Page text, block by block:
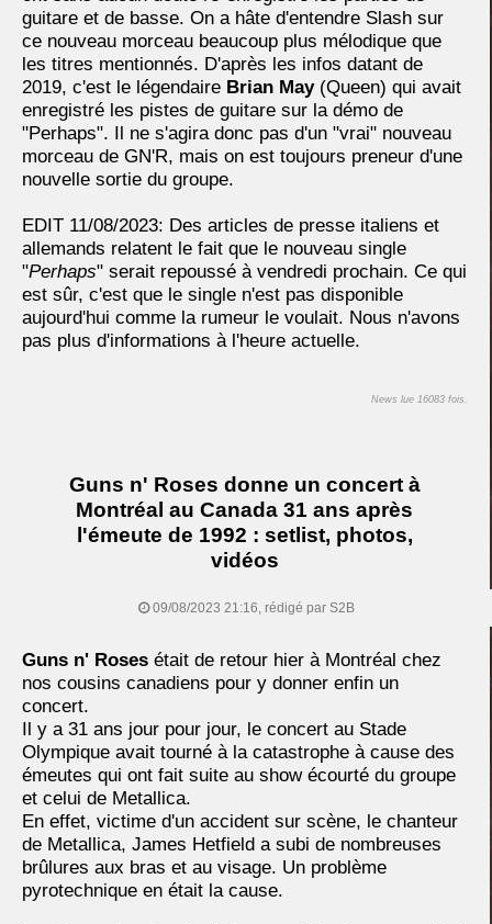
guitare et de basse. On a hâte d'entendre Slash sur
ce nouveau morceau beaucoup plus mélodique que
les titres mentionnés. D'après les infos datant de
2019, c'est le légendaire Brian May(Queen) qui avait
enregistré les pistes de guitare sur la démo de
"Perhaps". Il ne s'agira donc pas d'un "vrai" nouveau
morceau de GN'R, mais on est toujours preneur d'une
nouvelle sortie du groupe.
EDIT 11/08/2023: Des articles de presse italiens et
allemands relatent le fait que le nouveau single
"Perhaps" serait repoussé à vendredi prochain. Ce qui
est sûr, c'est que le single n'est pas disponible
aujourd'hui comme la rumeur le voulait. Nous n'avons
pas plus d'informations à l'heure actuelle.
News lue 16083 fois.
Guns n' Roses donne un concert à
Montréal au Canada 31 ans après
l'émeute de 1992 : setlist, photos,
vidéos
09/08/2023 21:16, rédigé par S2B
Guns n' Roses était de retour hier à Montréal chez
nos cousins canadiens pour y donner enfin un
concert.
Il y a 31 ans jour pour jour, le concert au Stade
Olympique avait tourné à la catastrophe à cause des
émeutes qui ont fait suite au show écourté du groupe
et celui de Metallica.
En effet, victime d'un accident sur scène, le chanteur
de Metallica, James Hetfield a subi de nombreuses
brûlures aux bras et au visage. Un problème
pyrotechnique en était la cause.